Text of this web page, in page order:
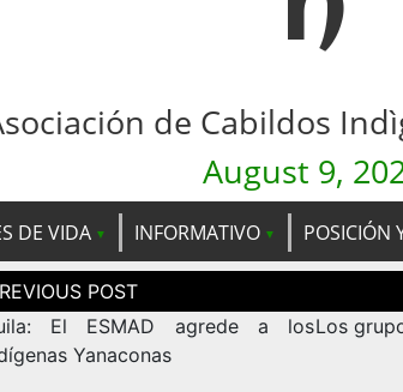
de Cabildos
August 9,
DE VIDA INFORMATIVO POSICIÓN
El ESMAD agrede a los
Yanaconas
Los